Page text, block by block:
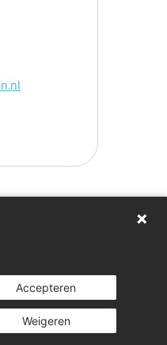
Accepteren
Weigeren